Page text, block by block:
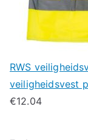
RWS
veiligheidsvest
€12.04